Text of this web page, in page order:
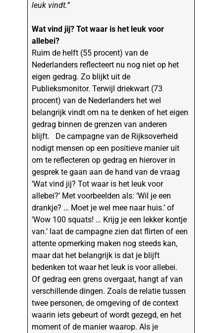
leuk vindt.”
Wat vind jij? Tot waar is het leuk voor
allebei?
Ruim de helft (55 procent) van de
Nederlanders reflecteert nu nog niet op het
eigen gedrag. Zo blijkt uit de
Publieksmonitor. Terwijl driekwart (73
procent) van de Nederlanders het wel
belangrijk vindt om na te denken of het eigen
gedrag binnen de grenzen van anderen
blijft. De campagne van de Rijksoverheid
nodigt mensen op een positieve manier uit
om te reflecteren op gedrag en hierover in
gesprek te gaan aan de hand van de vraag
‘Wat vind jij? Tot waar is het leuk voor
allebei?’ Met voorbeelden als: ‘Wil je een
drankje? … Moet je wel mee naar huis.’ of
‘Wow 100 squats! … Krijg je een lekker kontje
van.’ laat de campagne zien dat flirten of een
attente opmerking maken nog steeds kan,
maar dat het belangrijk is dat je blijft
bedenken tot waar het leuk is voor allebei.
Of gedrag een grens overgaat, hangt af van
verschillende dingen. Zoals de relatie tussen
twee personen, de omgeving of de context
waarin iets gebeurt of wordt gezegd, en het
moment of de manier waarop. Als je